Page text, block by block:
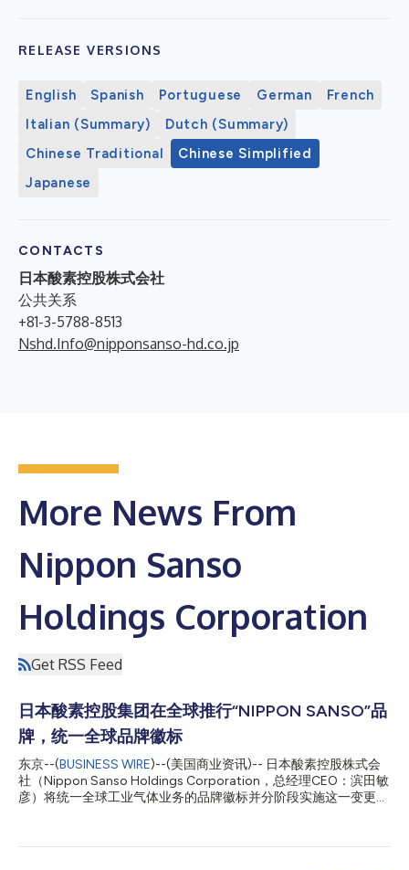
RELEASE VERSIONS
English Spanish Portuguese German
French
Italian (Summary)
Dutch (Summary)
Chinese Traditional
Chinese Simplified
Japanese
CONTACTS
日本酸素控股株式会社
公共关系
+81-3-5788-8513
Nshd.Info@nipponsanso-hd.co.jp
More News From
Nippon Sanso
Holdings Corporation
Get RSS Feed
日本酸素控股集团在全球推行“NIPPON SANSO”品
牌，统一全球品牌徽标
东京--(BUSINESS WIRE)--(美国商业资讯)-- 日本酸素控股株式会
社（Nippon Sanso Holdings Corporation，总经理CEO：滨田敏
彦）将统一全球工业气体业务的品牌徽标并分阶段实施这一变更。
各界都能理解我们集团是一个统一的实体，提升企业价值并实现可